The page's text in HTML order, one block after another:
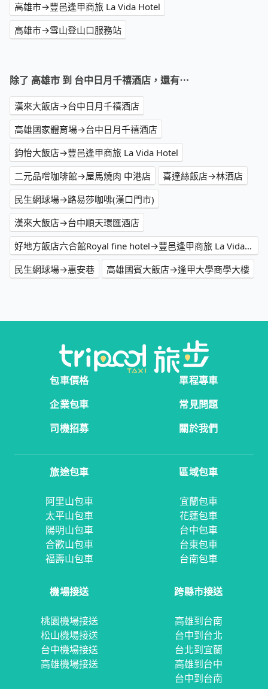
高雄市→豐邑逢甲商旅 La Vida Hotel
高雄市→雪山登山口服務站
除了 高雄市 到 台中日月千禧酒店，還有⋯
漢來大飯店→台中日月千禧酒店
高雄國家體育場→台中日月千禧酒店
鈞怡大飯店→豐邑逢甲商旅 La Vida Hotel
二元品嚐咖啡館→屋馬燒肉 中港店
喜達絲飯店→林酒店
民生網球場→路易莎咖啡(漢口門市)
漢來大飯店→台中順天環匯酒店
好地方飯店六合館Royal fine hotel→豐邑逢甲商旅 La Vida Hotel
民生網球場→惠安巷
高雄國賓大飯店→逢甲大學商學大樓
包車價格
單程專車
企業包車
常見問題
司機招募
關於我們
旅途包車
阿里山包車
太平山包車
陽明山包車
合歡山包車
福壽山包車
區域包車
宜蘭包車
花蓮包車
台中包車
台東包車
台南包車
機場接送
桃園機場接送
松山機場接送
台中機場接送
高雄機場接送
跨縣市接送
高雄到台南
台中到台北
台北到宜蘭
高雄到台中
台中到台南